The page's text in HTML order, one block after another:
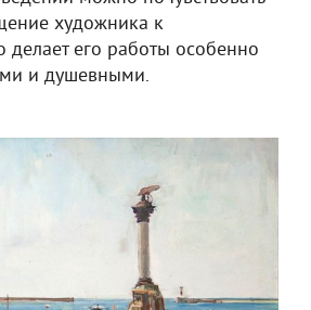
художника к
делает его работы особенно
и душевными.